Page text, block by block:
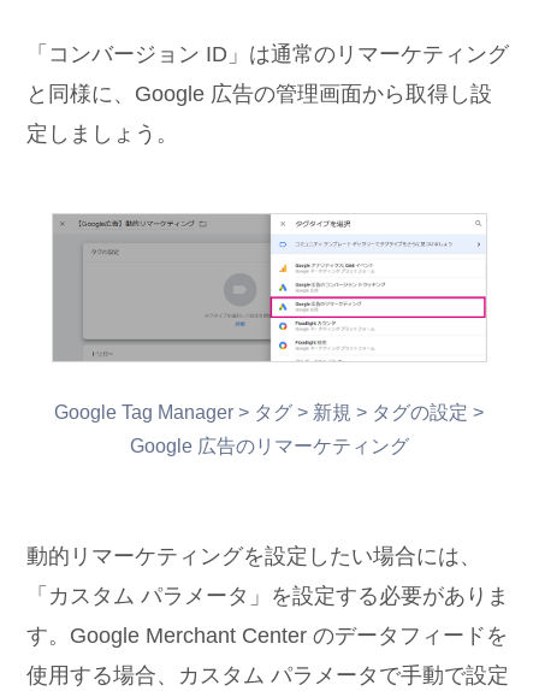
「コンバージョン ID」は通常のリマーケティング
と同様に、Google 広告の管理画面から取得し設
定しましょう。
Google Tag Manager > タグ > 新規 > タグの設定 >
Google 広告のリマーケティング
動的リマーケティングを設定したい場合には、
「カスタム パラメータ」を設定する必要がありま
す。Google Merchant Center のデータフィードを
使用する場合、カスタム パラメータで手動で設定